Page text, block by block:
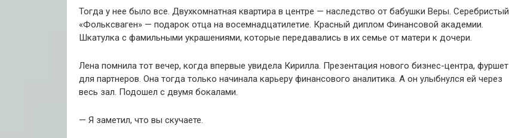
Тогда у нее было все. Двухкомнатная квартира в центре — наследство от бабушки Веры. Серебристый
«Фольксваген» — подарок отца на восемнадцатилетие. Красный диплом Финансовой академии.
Шкатулка с фамильными украшениями, которые передавались в их семье от матери к дочери.
Лена помнила тот вечер, когда впервые увидела Кирилла. Презентация нового бизнес-центра, фуршет
для партнеров. Она тогда только начинала карьеру финансового аналитика. А он улыбнулся ей через
весь зал. Подошел с двумя бокалами.
— Я заметил, что вы скучаете.